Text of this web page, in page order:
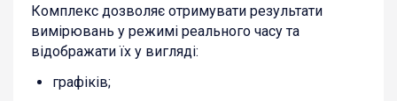
Комплекс дозволяє отримувати результати
вимірювань у режимі реального часу та
відображати їх у вигляді:
графіків;